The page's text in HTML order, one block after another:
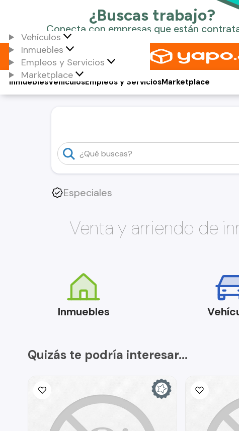
Vehículos
Inmuebles
Empleos y Servicios
Marketplace
Vehículos
Inmuebles Empleos y ServiciosMarketplace
Especiales
Venta y arriendo de
Inmuebles
Quizás te podría interesar...